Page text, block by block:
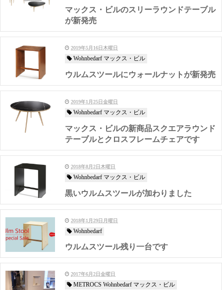
マックス・ビルのスリーラウンドテーブル
が新発売
2019年5月16日木曜日
Wohnbedarf マックス・ビル
ウルムスツールにウォールナットが新発売
2019年1月25日金曜日
Wohnbedarf マックス・ビル
マックス・ビルの新商品スクエアラウンド
テーブルとクロスフレームチェアです
2018年8月2日木曜日
Wohnbedarf マックス・ビル
黒いウルムスツールが加わりました
2018年1月29日月曜日
Wohnbedarf
ウルムスツール残り一台です
2017年6月2日金曜日
METROCS Wohnbedarf マックス・ビル